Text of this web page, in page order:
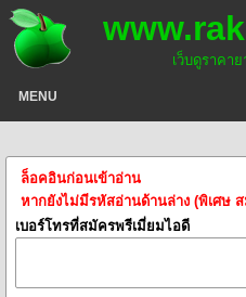
เว็บดูราคา
MENU
ล็อคอินก่อนเข้าอ่าน
หากยังไม่มีรหัสอ่านด้านล่าง (พิเศษ
เบอร์โทรที่สมัครพรีเมี่ยมไอดี